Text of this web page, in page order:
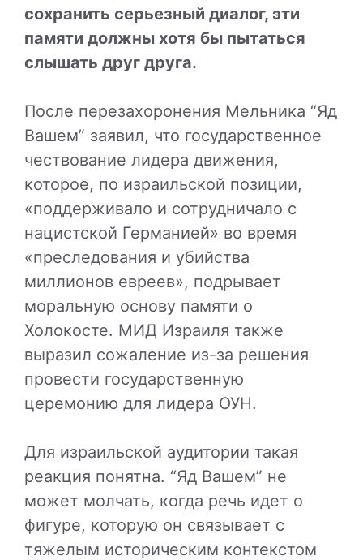
сохранить серьезный диалог, эти
памяти должны хотя бы пытаться
слышать друг друга.
После перезахоронения Мельника “Яд
Вашем” заявил, что государственное
чествование лидера движения,
которое, по израильской позиции,
«поддерживало и сотрудничало с
нацистской Германией» во время
«преследования и убийства
миллионов евреев», подрывает
моральную основу памяти о
Холокосте. МИД Израиля также
выразил сожаление из-за решения
провести государственную
церемонию для лидера ОУН.
Для израильской аудитории такая
реакция понятна. “Яд Вашем” не
может молчать, когда речь идет о
фигуре, которую он связывает с
тяжелым историческим контекстом